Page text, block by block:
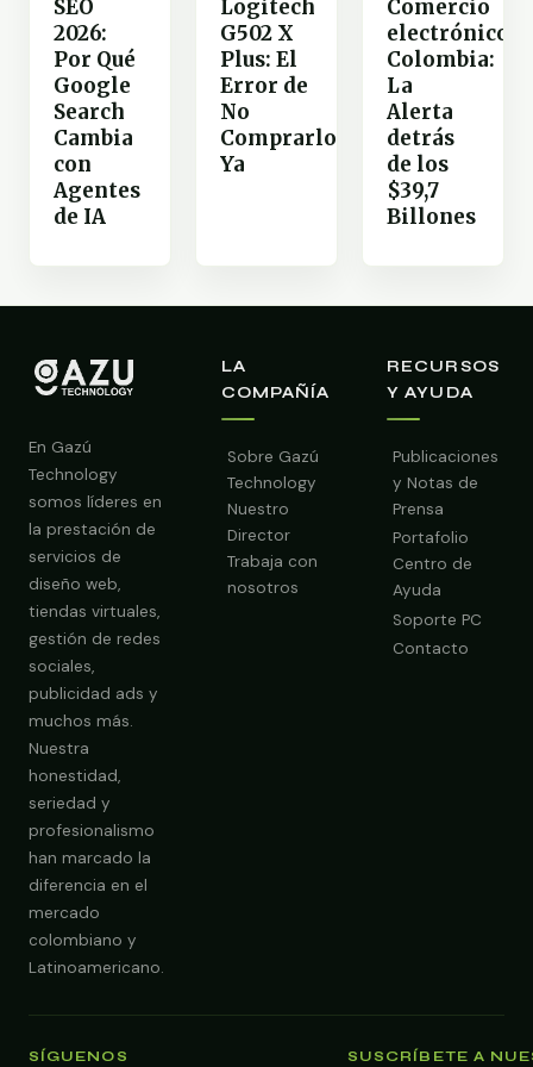
SEO
2026:
Por Qué
Google
Search
Cambia
con
Agentes
de IA
Logitech
G502 X
Plus: El
Error de
No
Comprarlo
Ya
Comercio
electrónico
Colombia:
La
Alerta
detrás
de los
$39,7
Billones
En Gazú
Technology
somos líderes en
la prestación de
servicios de
diseño web,
tiendas virtuales,
gestión de redes
sociales,
publicidad ads y
muchos más.
Nuestra
honestidad,
seriedad y
profesionalismo
han marcado la
diferencia en el
mercado
colombiano y
Latinoamericano.
LA
COMPAÑÍA
Sobre Gazú
Technology
Nuestro
Director
Trabaja con
nosotros
RECURSOS
Y AYUDA
Publicaciones
y Notas de
Prensa
Portafolio
Centro de
Ayuda
Soporte PC
Contacto
SÍGUENOS SUSCRÍBETE A